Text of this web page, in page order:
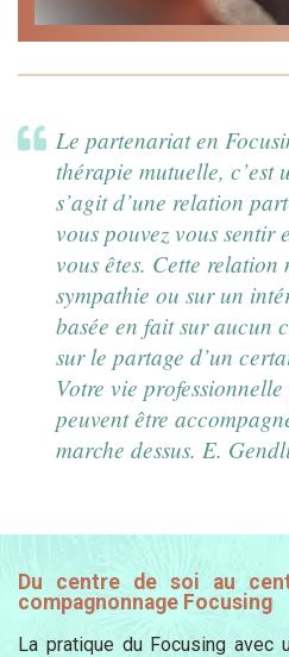
Le partenariat en
thérapie mutuelle, c’est
s’agit d’une relation
vous pouvez vous sentir
vous êtes. Cette relation
sympathie ou sur un
basée en fait sur aucun
sur le partage d’un
Votre vie
peuvent être
marche dessus. E.
Du centre de soi au
compagnonnage Focusing
La pratique du Focusing avec